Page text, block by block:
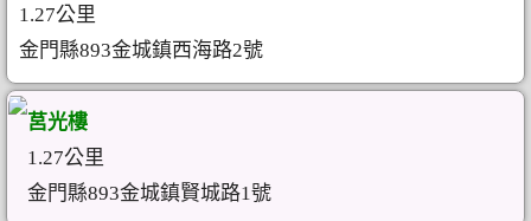
1.27公里
金門縣893金城鎮西海路2號
莒光樓
1.27公里
金門縣893金城鎮賢城路1號